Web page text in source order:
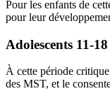
Pour les enfants de
pour leur
Adolescents 11-
À cette période
des MST, et le